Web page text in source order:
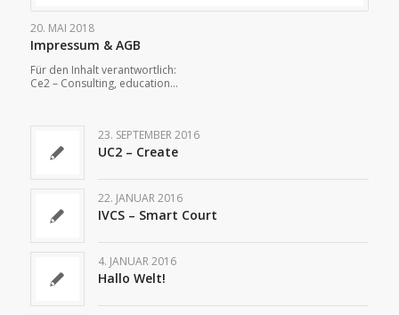
20. MAI 2018
Impressum & AGB
Für den Inhalt verantwortlich:
Ce2 – Consulting, education…
23. SEPTEMBER 2016
UC2 – Create
22. JANUAR 2016
IVCS – Smart Court
4. JANUAR 2016
Hallo Welt!